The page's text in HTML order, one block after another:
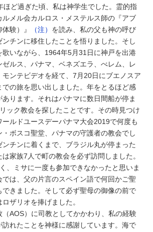
ど過ぎた頃、私は神学生でした。霊的指
メル会カルロス・メステルス師の『アブ
験）』
（注） を読み、私の父も神の呼び
チンに移住したことを悟りました。そし
歌いながら、1964年5月31日に神戸を出港
ゼルス、パナマ、ベネズエラ、べレム、レ
モンテビデオを経て、7月20日にブエノスア
での旅を思い出しました。年をとるほど感
ります。それはパナマに数日間船が停ま
ック教会を探したことです。その時見つけ
ルドユースデーパナマ大会2019で何度も
ボスコ聖堂、パナマの守護者の教会でし
チンに着くまで、ブラジル丸が停まった
家族7人で町の教会を必ず訪問しました。
、ミサに一度も参加できなかったと思いま
は、父の片言のスペイン語で何回かご聖
きました。そして必ず聖母の御像の前で
ザリオを捧げました。
AOS）に司教としてかかわり、私の経験
訪れたことを神様に感謝しています。海で